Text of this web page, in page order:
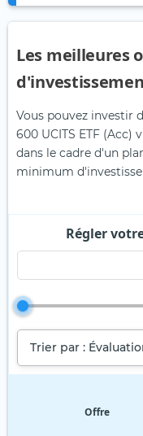
Les meilleures
Vous pouvez investir
600 UCITS ETF (Acc)
dans le cadre d'un
minimum
Régler
Trier par :
Offre